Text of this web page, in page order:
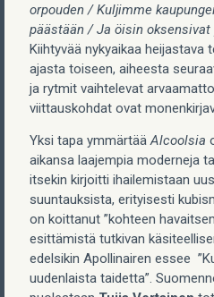
orpouden / Kuljimme
päästään / Ja öisin oksensivat
Kiihtyvää nykyaikaa heijastava
ajasta toiseen, aiheesta
ja rytmit vaihtelevat
viittauskohdat ovat
Yksi tapa ymmärtääAlcoolsia
aikansa laajempia moderneja
itsekin kirjoitti ihailemistaan
suuntauksista, erityisesti
on koittanut ”kohteen
esittämistä tutkivan
edelsikin Apollinairen essee
uudenlaista taidetta”.